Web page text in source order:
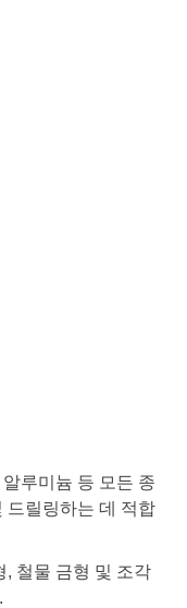
루미늄 등 모든 종
드릴링하는 데 적합
, 철물 금형 및 조각